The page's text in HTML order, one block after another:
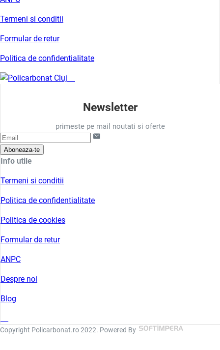
Termeni si conditii
Formular de retur
Politica de confidentialitate
Newsletter
primeste pe mail noutati si oferte
Aboneaza-te
Info utile
Termeni si conditii
Politica de confidentialitate
Politica de cookies
Formular de retur
ANPC
Despre noi
Blog
Copyright Policarbonat.ro 2022. Powered By